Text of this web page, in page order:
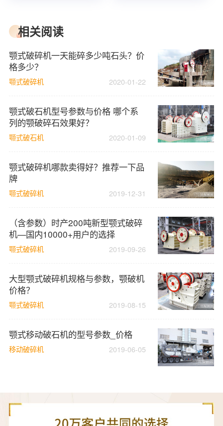
相关阅读
颚式破碎机一天能碎多少吨石头？价
格多少？
颚式破碎机 2020-01-22
颚式破石机型号参数与价格 哪个系
列的颚破碎石效果好？
颚式破石机 2020-01-09
颚式破碎机哪款卖得好？推荐一下品
牌
颚式破碎机 2019-12-31
（含参数）时产200吨新型颚式破碎
机—国内10000+用户的选择
颚式破碎机 2019-09-26
大型颚式破碎机规格与参数，颚破机
价格？
颚式破碎机 2019-08-15
颚式移动破石机的型号参数_价格
移动破碎机 2019-06-05